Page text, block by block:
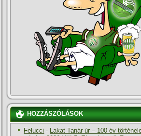
HOZZÁSZÓLÁSOK
Felucci - Lakat Tanár úr – 100 év